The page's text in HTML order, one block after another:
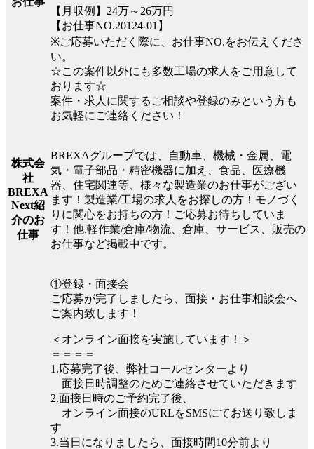
【月収例】24万～26万円
【お仕事NO.20124-01】
※ご応募いただく際に、お仕事NO.をお伝えくださ
い。
☆この案件以外にも多数工場の求人をご用意して
おります☆
案件・求人に関するご相談や登録のみという方も
お気軽にご連絡ください！
株式会
社
BREXA
Next紹
介のお
仕事
BREXAグループでは、自動車、機械・金属、電
気・電子部品・精密機器に加え、食品、医療機
器、住宅関連等、様々な製造業のお仕事がござい
ます！製造業/工場の求人をお探しの方！モノづく
りに関心をお持ちの方！ご応募お待ちしていま
す！他.軽作業/倉庫/物流、倉庫、サービス、販売の
お仕事など掲載中です。
①登録・面接会
ご応募が完了しましたら、面接・お仕事相談会へ
ご案内致します！
＜オンライン面接を実施しています！＞
＝＝＝＝
1.応募完了後、弊社コールセンターより
面接日時調整のためご連絡させていただきます
2.面接日時のご予約完了後、
オンライン面接のURLをSMSにてお送り致しま
す
3.当日になりましたら、面接時間10分前より